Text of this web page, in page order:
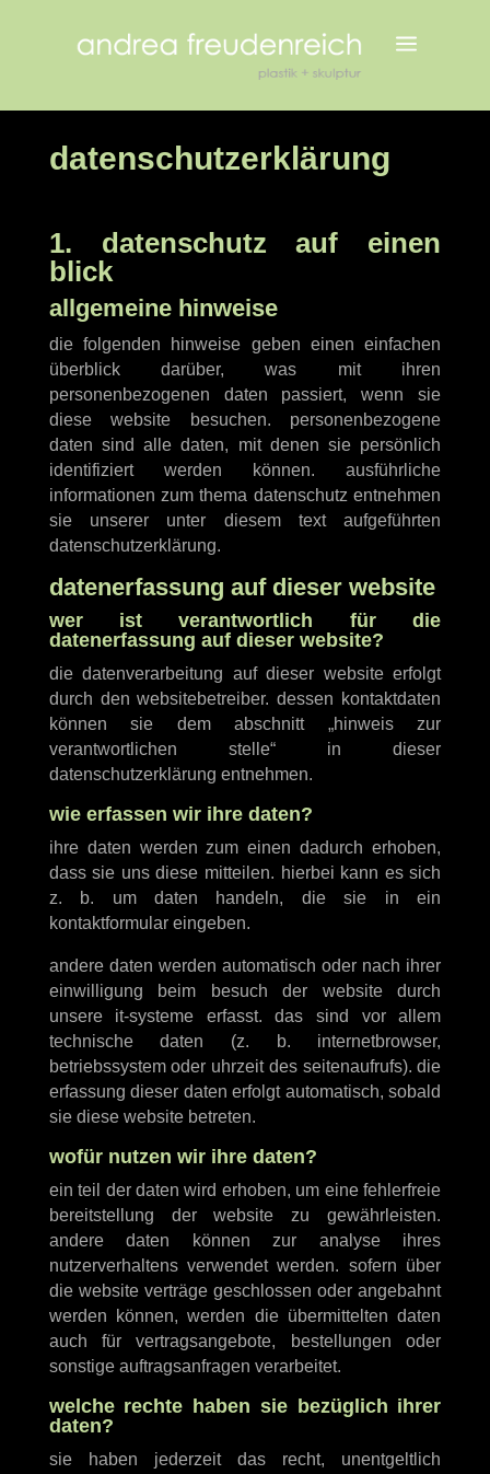
a
datenschutz­erklärung
1. datenschutz auf einen
blick
allgemeine hinweise
die folgenden hinweise geben einen einfachen
überblick darüber, was mit ihren
personenbezogenen daten passiert, wenn sie
diese website besuchen. personenbezogene
daten sind alle daten, mit denen sie persönlich
identifiziert werden können. ausführliche
informationen zum thema datenschutz entnehmen
sie unserer unter diesem text aufgeführten
datenschutzerklärung.
datenerfassung auf dieser website
wer ist verantwortlich für die
datenerfassung auf dieser website?
die datenverarbeitung auf dieser website erfolgt
durch den websitebetreiber. dessen kontaktdaten
können sie dem abschnitt „hinweis zur
verantwortlichen stelle“ in dieser
datenschutzerklärung entnehmen.
wie erfassen wir ihre daten?
ihre daten werden zum einen dadurch erhoben,
dass sie uns diese mitteilen. hierbei kann es sich
z. b. um daten handeln, die sie in ein
kontaktformular eingeben.
andere daten werden automatisch oder nach ihrer
einwilligung beim besuch der website durch
unsere it-systeme erfasst. das sind vor allem
technische daten (z. b. internetbrowser,
betriebssystem oder uhrzeit des seitenaufrufs). die
erfassung dieser daten erfolgt automatisch, sobald
sie diese website betreten.
wofür nutzen wir ihre daten?
ein teil der daten wird erhoben, um eine fehlerfreie
bereitstellung der website zu gewährleisten.
andere daten können zur analyse ihres
nutzerverhaltens verwendet werden. sofern über
die website verträge geschlossen oder angebahnt
werden können, werden die übermittelten daten
auch für vertragsangebote, bestellungen oder
sonstige auftragsanfragen verarbeitet.
welche rechte haben sie bezüglich ihrer
daten?
sie haben jederzeit das recht, unentgeltlich